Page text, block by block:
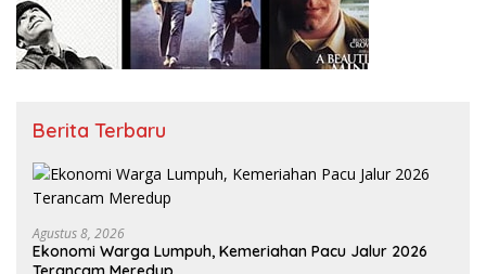
Berita Terbaru
Agustus 8, 2026
Ekonomi Warga Lumpuh, Kemeriahan Pacu Jalur 2026